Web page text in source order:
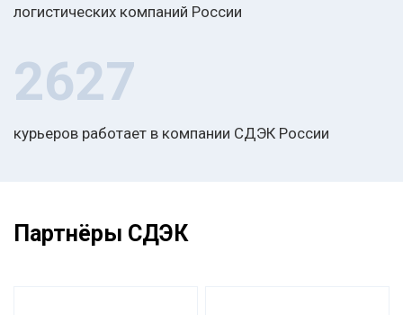
логистических компаний России
2627
курьеров работает в компании СДЭК России
Партнёры СДЭК